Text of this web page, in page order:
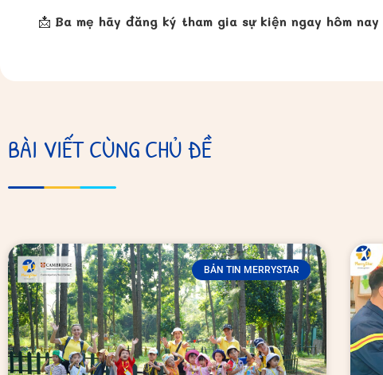
📩 Ba mẹ hãy đăng ký tham gia sự kiện ngay hôm nay
BÀI VIẾT CÙNG CHỦ ĐỀ
BẢN TIN MERRYSTAR